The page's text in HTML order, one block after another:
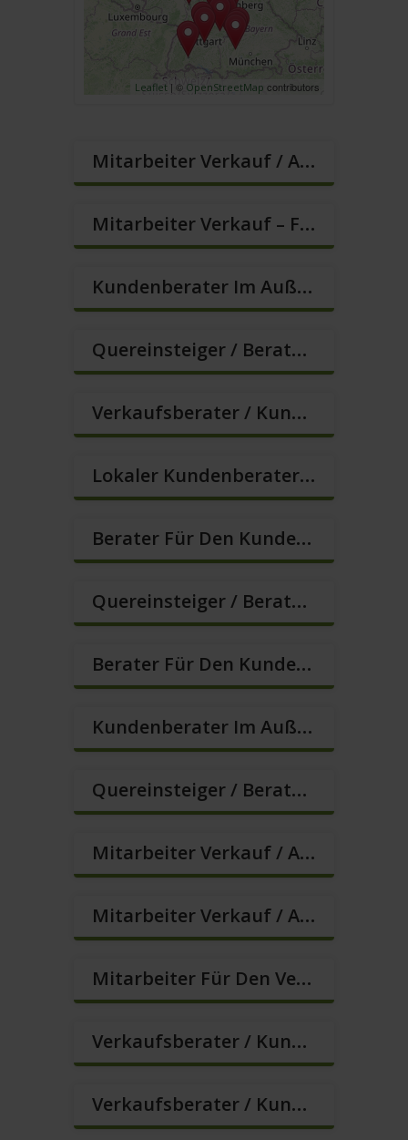
Leaflet | © OpenStreetMap contributors
Mitarbeiter Verkauf / Außendienst (m/w/d)
Mitarbeiter Verkauf – Festanstellung (m/w/d)
Kundenberater Im Außendienst – Direktvertrieb (m/w/d)
Quereinsteiger / Berater Im Vertrieb In VZ/TZ (m/w/d)
Verkaufsberater / Kundenberater – Ab Sofort (m/w/d)
Lokaler Kundenberater (m/w/d)
Berater Für Den Kundenservice In VZ/TZ (m/w/d)
Quereinsteiger / Berater Im Vertrieb (m/w/d)
Berater Für Den Kundenservice (m/w/d)
Kundenberater Im Außendienst – Lokalvertrieb (m/w/d)
Quereinsteiger / Berater Im Vertrieb – Ab Sofort (m/w/d)
Mitarbeiter Verkauf / Außendienst (m/w/d)
Mitarbeiter Verkauf / Außendienst (m/w/d)
Mitarbeiter Für Den Verkauf In VZ/TZ (m/w/d)
Verkaufsberater / Kundenberater, Auch Ohne Ausbildung Möglich (m/w/d)
Verkaufsberater / Kundenberater In VZ/TZ (m/w/d)